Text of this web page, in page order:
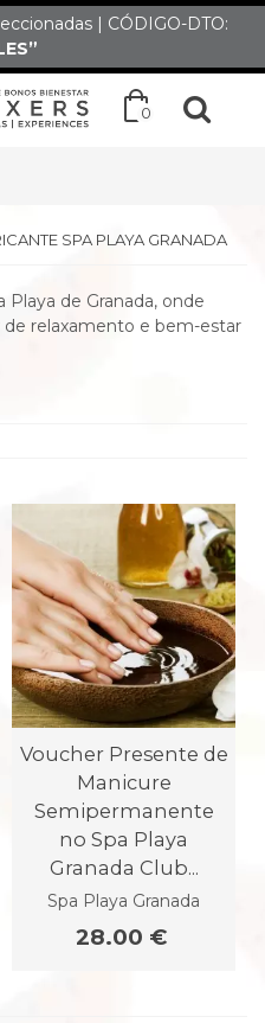
| CÓDIGO-DTO:
0
SPA PLAYA GRANADA
de Granada, onde
relaxamento e bem-estar
Voucher Presente de
Manicure
Semipermanente
no Spa Playa
Granada Club...
Spa Playa Granada
28.00 €